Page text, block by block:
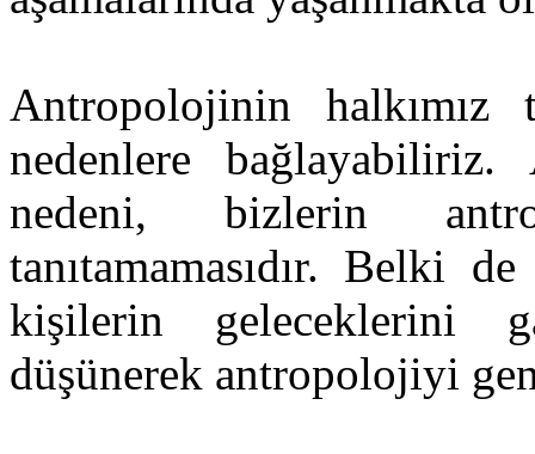
Antropolojinin halkımız
nedenlere
nedeni, bizlerin
tanıtamamasıdır. Belki
kişilerin geleceklerini
düşünerek antropolojiyi